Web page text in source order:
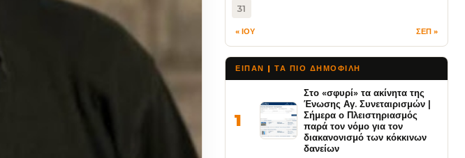
31
« ΙΟΥ ΣΕΠ »
ΕΙΠΑΝ | ΤΑ ΠΙΟ ΔΗΜΟΦΙΛΉ
1
Στο «σφυρί» τα ακίνητα της
Ένωσης Αγ. Συνεταιρισμών |
Σήμερα ο Πλειστηριασμός
παρά τον νόμο για τον
διακανονισμό των κόκκινων
δανείων